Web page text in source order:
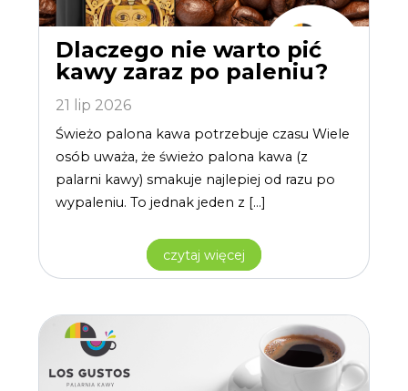
Dlaczego nie warto pić
kawy zaraz po paleniu?
21 lip 2026
Świeżo palona kawa potrzebuje czasu Wiele
osób uważa, że świeżo palona kawa (z
palarni kawy) smakuje najlepiej od razu po
wypaleniu. To jednak jeden z […]
czytaj więcej